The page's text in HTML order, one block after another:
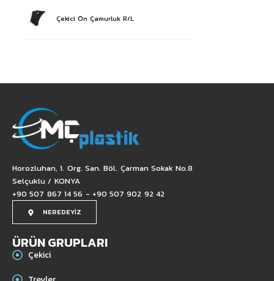
Çekici Ön Çamurluk R/L
Horozluhan, 1. Org. San. Böl. Çarman Sokak No.8
Selçuklu / KONYA
+90 507 867 14 56 - +90 507 902 92 42
NEREDEYİZ
ÜRÜN GRUPLARI
Çekici